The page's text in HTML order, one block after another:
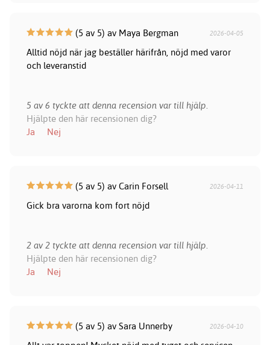
(5 av 5) av Maya Bergman 2026-04-05
Alltid nöjd när jag beställer härifrån, nöjd med varor
och leveranstid
5 av 6 tyckte att denna recension var till hjälp.
Hjälpte den här recensionen dig?
Ja
Nej
(5 av 5) av Carin Forsell 2026-04-11
Gick bra varorna kom fort nöjd
2 av 2 tyckte att denna recension var till hjälp.
Hjälpte den här recensionen dig?
Ja
Nej
(5 av 5) av Sara Unnerby 2026-04-10